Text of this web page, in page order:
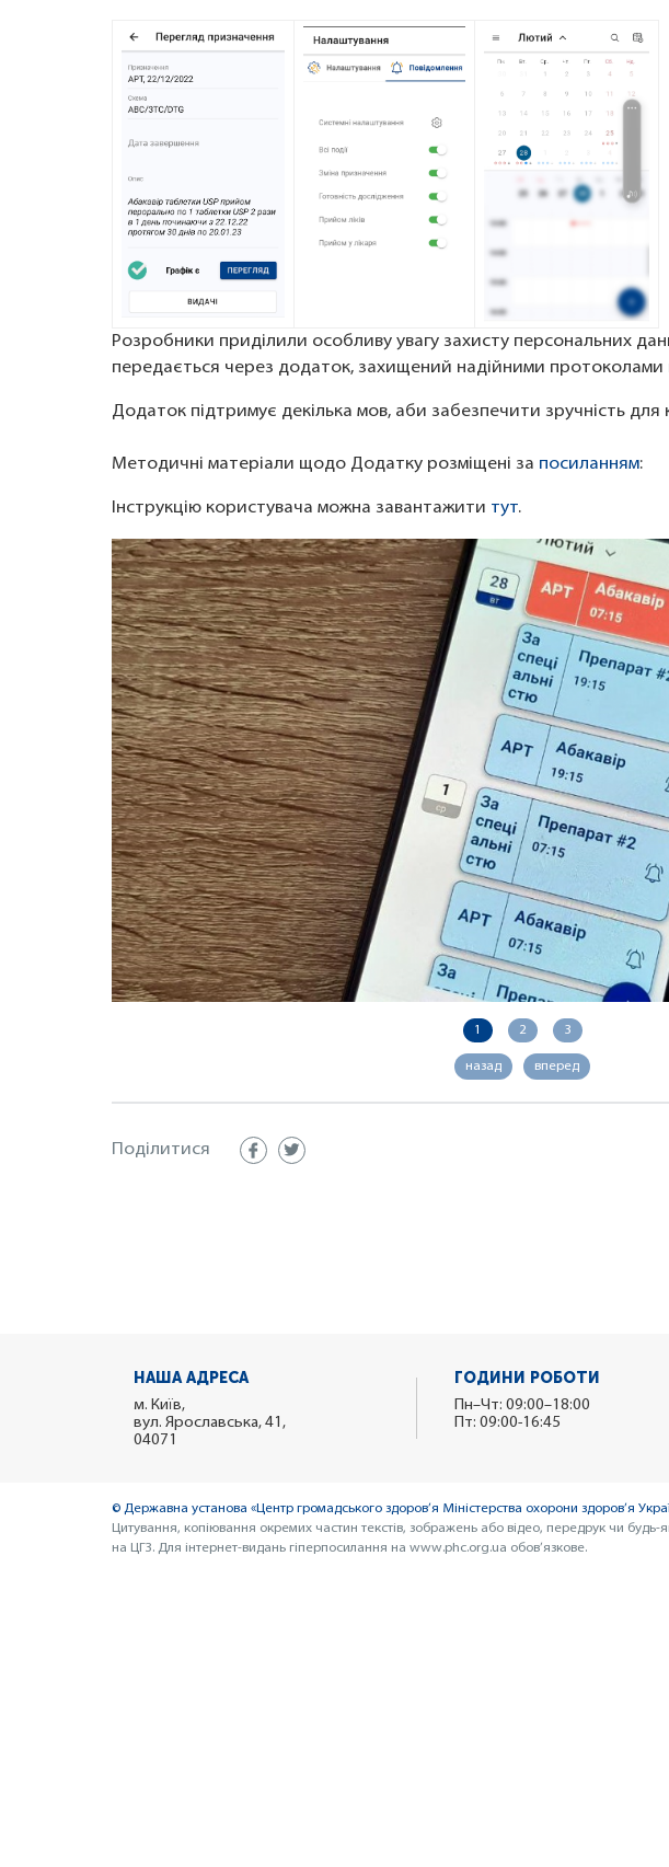
Розробники приділили особливу увагу захисту персональних
передається через додаток, захищений надійними
Додаток підтримує декілька мов, аби забезпечити зручність для
Методичні матеріали щодо Додатку розміщені за посиланням:
Інструкцію користувача можна завантажити тут.
1 2 3
назад вперед
Поділитися
НАША АДРЕСА
м. Київ,
вул. Ярославська, 41,
04071
ГОДИНИ РОБОТИ
Пн–Чт: 09:00–18:00
Пт: 09:00-16:45
© Державна установа «Центр громадського здоров’я Міністерства охорони здоров’я
Цитування, копіювання окремих частин текстів, зображень або відео, передрук чи
на ЦГЗ. Для інтернет-видань гіперпосилання на www.phc.org.ua обов’язкове.